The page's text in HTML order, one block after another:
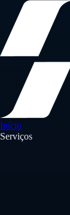
Início
Serviços